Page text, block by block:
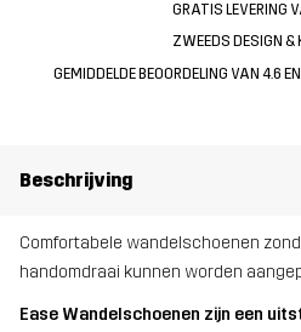
GRATIS LEVERING
ZWEEDS DESIGN &
GEMIDDELDE BEOORDELING VAN 4.6
Beschrijving
Comfortabele wandelschoenen
handomdraai kunnen worden
Ease Wandelschoenen zijn een